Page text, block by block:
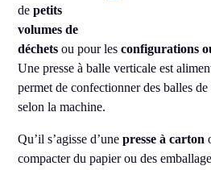
depetits
volumes de
déchets ou pour lesconfigurations
Une presse à balle verticale est
permet de confectionner des balles
selon la machine.
Qu’il s’agisse d’unepresse à carton
compacter du papier ou des